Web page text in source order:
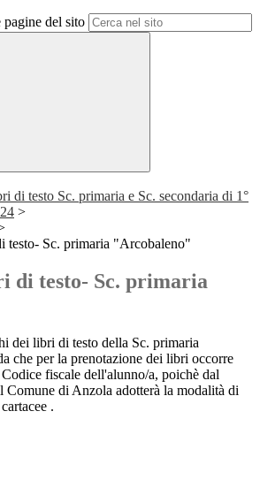
del sito
di testo Sc. primaria e Sc. secondaria di 1°
>
testo- Sc. primaria "Arcobaleno"
di testo- Sc. primaria
dei libri di testo della Sc. primaria
che per la prenotazione dei libri occorre
fiscale dell'alunno/a, poichè dal
Comune di Anzola adotterà la modalità di
.